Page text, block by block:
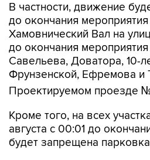
В частности, движение
до окончания
Хамовнический Вал на
до окончания мероприятия
Савельева, Доватора, 10-
Фрунзенской, Ефремова и
Проектируемом проезде
Кроме того, на всех
августа с 00:01 до
будет запрещена